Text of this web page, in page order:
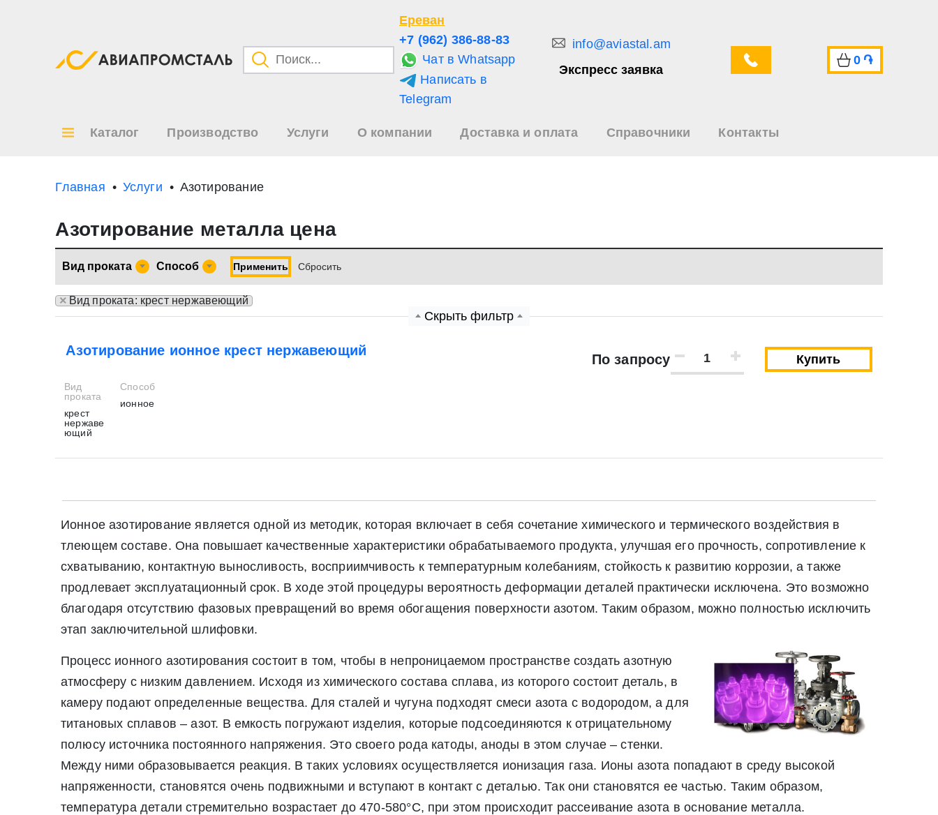
Ереван
+7 (962) 386-88-83
Чат в Whatsapp
Написать в
Telegram
info@aviastal.am
Экспресс заявка
0 ֏
Каталог Производство Услуги О компании Доставка и оплата Справочники Контакты
Главная Услуги Азотирование
Азотирование металла цена
Вид проката Способ Применить Cбросить
× Вид проката: крест нержавеющий
Скрыть фильтр
Азотирование ионное крест нержавеющий
По запросу
Вид
проката
крест
нержаве
ющий
Способ
ионное
Купить
Ионное азотирование является одной из методик, которая включает в себя сочетание химического и термического воздействия в
тлеющем составе. Она повышает качественные характеристики обрабатываемого продукта, улучшая его прочность, сопротивление к
схватыванию, контактную выносливость, восприимчивость к температурным колебаниям, стойкость к развитию коррозии, а также
продлевает эксплуатационный срок. В ходе этой процедуры вероятность деформации деталей практически исключена. Это возможно
благодаря отсутствию фазовых превращений во время обогащения поверхности азотом. Таким образом, можно полностью исключить
этап заключительной шлифовки.
Процесс ионного азотирования состоит в том, чтобы в непроницаемом пространстве создать азотную
атмосферу с низким давлением. Исходя из химического состава сплава, из которого состоит деталь, в
камеру подают определенные вещества. Для сталей и чугуна подходят смеси азота с водородом, а для
титановых сплавов – азот. В емкость погружают изделия, которые подсоединяются к отрицательному
полюсу источника постоянного напряжения. Это своего рода катоды, аноды в этом случае – стенки.
Между ними образовывается реакция. В таких условиях осуществляется ионизация газа. Ионы азота попадают в среду высокой
напряженности, становятся очень подвижными и вступают в контакт с деталью. Так они становятся ее частью. Таким образом,
температура детали стремительно возрастает до 470-580°С, при этом происходит рассеивание азота в основание металла.
Заявка на обратный звонок Закрыть
Экспресс заявка